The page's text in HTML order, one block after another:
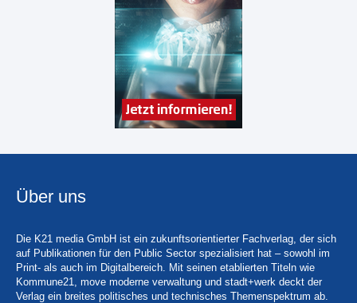
Über uns
Die K21 media GmbH ist ein zukunftsorientierter Fachverlag, der sich
auf Publikationen für den Public Sector spezialisiert hat – sowohl im
Print- als auch im Digitalbereich. Mit seinen etablierten Titeln wie
Kommune21, move moderne verwaltung und stadt+werk deckt der
Verlag ein breites politisches und technisches Themenspektrum ab.